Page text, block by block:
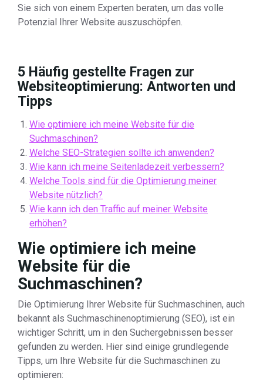
Sie sich von einem Experten beraten, um das volle
Potenzial Ihrer Website auszuschöpfen.
5 Häufig gestellte Fragen zur
Websiteoptimierung: Antworten und
Tipps
Wie optimiere ich meine Website für die
Suchmaschinen?
Welche SEO-Strategien sollte ich anwenden?
Wie kann ich meine Seitenladezeit verbessern?
Welche Tools sind für die Optimierung meiner
Website nützlich?
Wie kann ich den Traffic auf meiner Website
erhöhen?
Wie optimiere ich meine
Website für die
Suchmaschinen?
Die Optimierung Ihrer Website für Suchmaschinen, auch
bekannt als Suchmaschinenoptimierung (SEO), ist ein
wichtiger Schritt, um in den Suchergebnissen besser
gefunden zu werden. Hier sind einige grundlegende
Tipps, um Ihre Website für die Suchmaschinen zu
optimieren: